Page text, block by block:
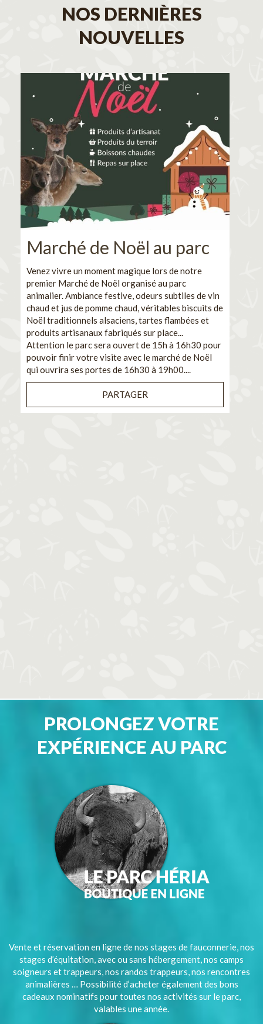
NOS DERNIÈRES
NOUVELLES
Marché de Noël au parc
Venez vivre un moment magique lors de notre
premier Marché de Noël organisé au parc
animalier. Ambiance festive, odeurs subtiles de vin
chaud et jus de pomme chaud, véritables biscuits de
Noël traditionnels alsaciens, tartes flambées et
produits artisanaux fabriqués sur place...
Attention le parc sera ouvert de 15h à 16h30 pour
pouvoir finir votre visite avec le marché de Noël
qui ouvrira ses portes de 16h30 à 19h00....
PARTAGER
PROLONGEZ VOTRE
EXPÉRIENCE AU PARC
Vente et réservation en ligne de nos stages de fauconnerie, nos
stages d’équitation, avec ou sans hébergement, nos camps
soigneurs et trappeurs, nos randos trappeurs, nos rencontres
animalières … Possibilité d’acheter également des bons
cadeaux nominatifs pour toutes nos activités sur le parc,
valables une année.